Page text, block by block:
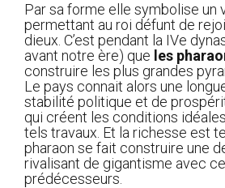
Par sa forme elle symbolise un
permettant au roi défunt de
dieux. C’est pendant la IVe
avant notre ère) que les
construire les plus grandes
Le pays connait alors une
stabilité politique et de
qui créent les conditions
tels travaux. Et la richesse est
pharaon se fait construire une
rivalisant de gigantisme avec
prédécesseurs.